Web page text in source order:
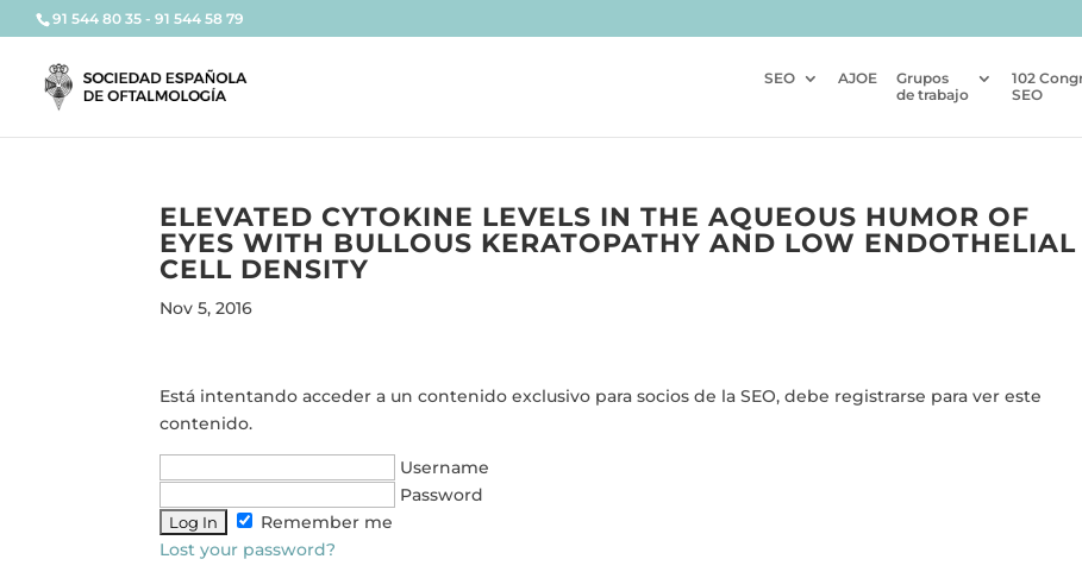
91 544 80 35 - 91 544 58 79
SEO AJOE
Grupos
de trabajo
102
SEO
ELEVATED CYTOKINE LEVELS IN THE AQUEOUS HUMOR OF
EYES WITH BULLOUS KERATOPATHY AND LOW ENDOTHELIAL
CELL DENSITY
Nov 5, 2016
Está intentando acceder a un contenido exclusivo para socios de la SEO, debe registrarse para ver este
contenido.
Username
Password
Remember me
Lost your password?